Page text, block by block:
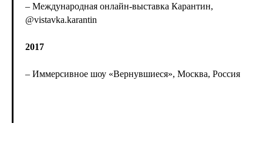
– Международная онлайн-выставка Карантин,
@vistavka.karantin
2017
– Иммерсивное шоу «Вернувшиеся», Москва, Россия